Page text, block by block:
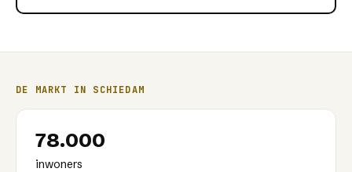
DE MARKT IN SCHIEDAM
78.000
inwoners